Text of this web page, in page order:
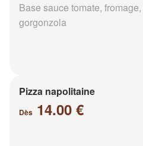
Base sauce tomate,
gorgonzola
Pizza napolitaine
Dès 14.00 €